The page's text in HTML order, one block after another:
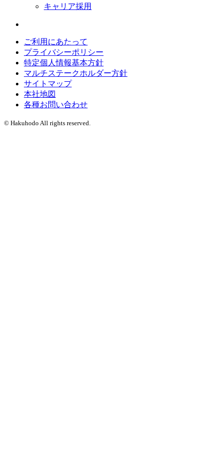
キャリア採用
ご利用にあたって
プライバシーポリシー
特定個人情報基本方針
マルチステークホルダー方針
サイトマップ
本社地図
各種お問い合わせ
© Hakuhodo All rights reserved.